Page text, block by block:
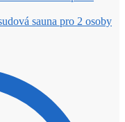
sauna pro 2 osoby